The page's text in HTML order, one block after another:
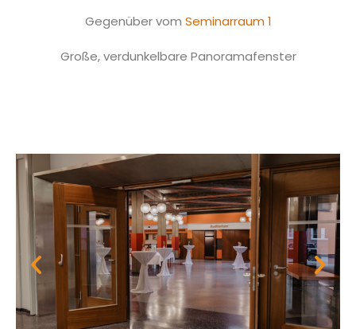
Gegenüber vom Seminarraum 1
Große, verdunkelbare Panoramafenster